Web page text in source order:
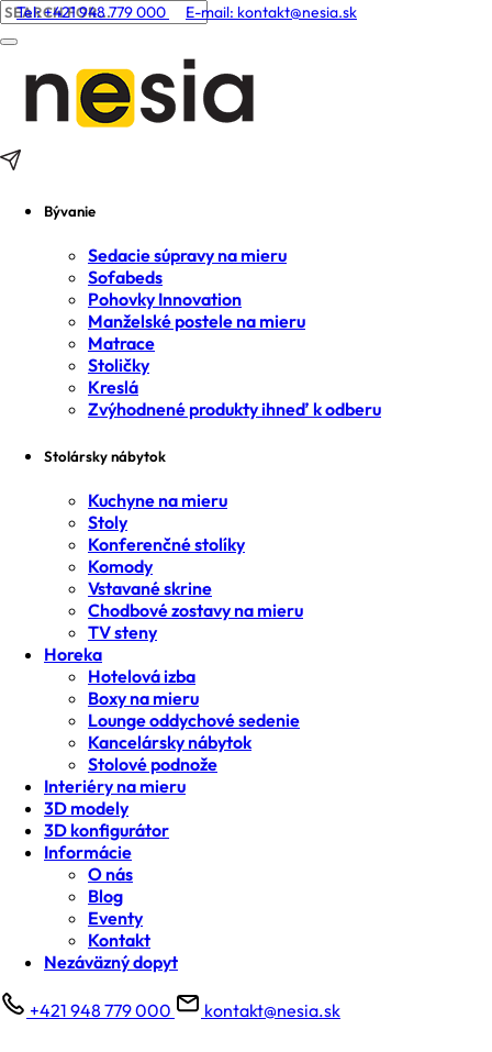
Tel: +421 948 779 000 E-mail: kontakt@nesia.sk
Bývanie
Sedacie súpravy na mieru
Sofabeds
Pohovky Innovation
Manželské postele na mieru
Matrace
Stoličky
Kreslá
Zvýhodnené produkty ihneď k odberu
Stolársky nábytok
Kuchyne na mieru
Stoly
Konferenčné stolíky
Komody
Vstavané skrine
Chodbové zostavy na mieru
TV steny
Horeka
Hotelová izba
Boxy na mieru
Lounge oddychové sedenie
Kancelársky nábytok
Stolové podnože
Interiéry na mieru
3D modely
3D konfigurátor
Informácie
O nás
Blog
Eventy
Kontakt
Nezáväzný dopyt
+421 948 779 000 kontakt@nesia.sk